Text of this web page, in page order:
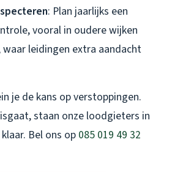
: Plan jaarlijks een
vooral in oudere wijken
waar leidingen extra aandacht
je de kans op verstoppingen.
staan onze loodgieters in
Bel ons op 085 019 49 32